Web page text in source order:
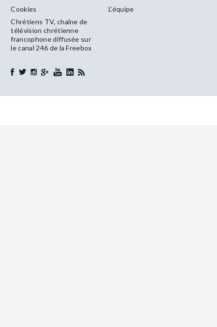
Cookies
L’équipe
Chrétiens TV, chaîne de
télévision chrétienne
francophone diffusée sur
le canal 246 de la Freebox